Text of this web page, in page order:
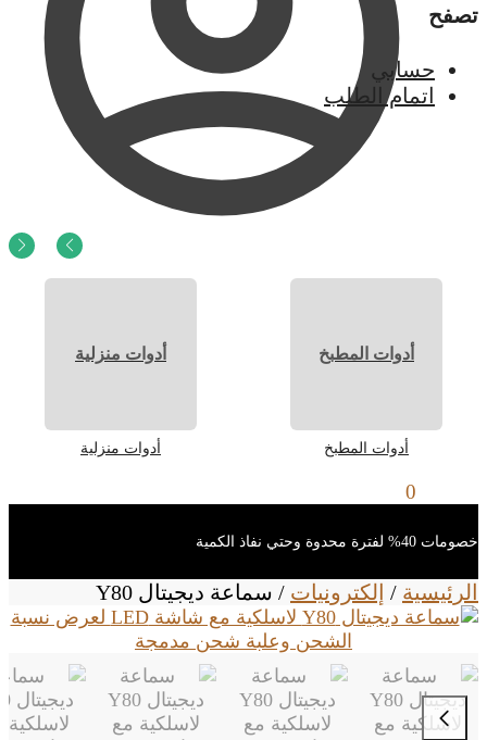
تصفح
حسابي
اتمام الطلب
أدوات المطبخ
أدوات المطبخ
أدوات منزلية
أدوات منزلية
0
خصومات 40% لفترة محدوة وحتي نفاذ الكمية
الرئيسية / إلكترونيات / سماعة ديجيتال Y80